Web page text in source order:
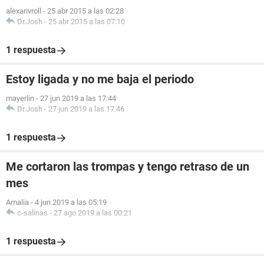
alexarivroll - 25 abr 2015 a las 02:28
Dr.Josh - 25 abr 2015 a las 07:10
1 respuesta
Estoy ligada y no me baja el periodo
mayerlin - 27 jun 2019 a las 17:44
Dr.Josh - 27 jun 2019 a las 17:46
1 respuesta
Me cortaron las trompas y tengo retraso de un
mes
Amalia - 4 jun 2019 a las 05:19
c-salinas - 27 ago 2019 a las 00:21
1 respuesta